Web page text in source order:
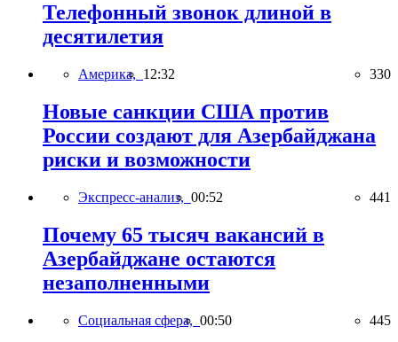
Телефонный звонок длиной в
десятилетия
Америка, 12:32 330
Новые санкции США против
России создают для Азербайджана
риски и возможности
Экспресс-анализ, 00:52 441
Почему 65 тысяч вакансий в
Азербайджане остаются
незаполненными
Социальная сфера, 00:50 445